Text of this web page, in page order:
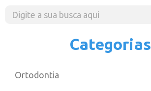
Categorias
Ortodontia